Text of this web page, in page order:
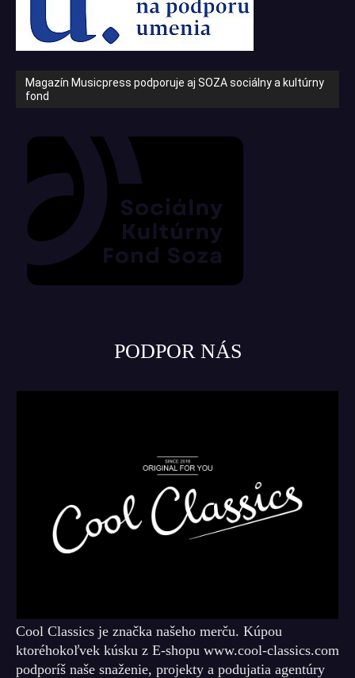
Magazín Musicpress podporuje aj SOZA sociálny a kultúrny
fond
PODPOR NÁS
Cool Classics je značka našeho merču. Kúpou
ktoréhokoľvek kúsku z E-shopu www.cool-classics.com
podporíš naše snaženie, projekty a podujatia agentúry